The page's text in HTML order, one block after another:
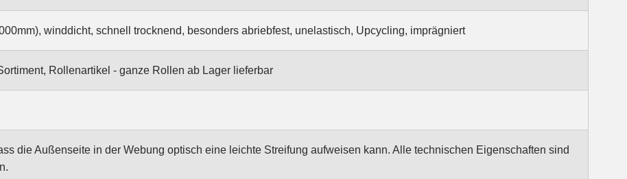
winddicht, schnell trocknend, besonders abriebfest, unelastisch, Upcycling, imprägniert
Rollenartikel - ganze Rollen ab Lager lieferbar
die Außenseite in der Webung optisch eine leichte Streifung aufweisen kann. Alle technischen Eigenschaften sind